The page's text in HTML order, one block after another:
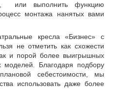
или выполнить функцию
монтажа нанятых вами
кресла «Бизнес» с
не отметить как схожести
и порой более выигрышных
Благодаря подбору
себестоимости, мы
использовать даже более